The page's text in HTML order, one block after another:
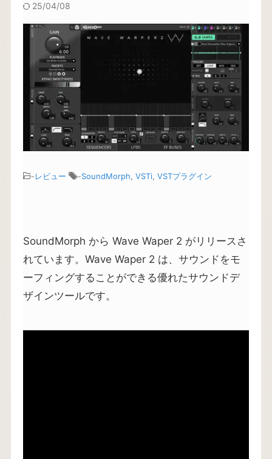
25/04/08
-レビュー -SoundMorph VSTi, VSTプラグイン
SoundMorph から Wave Waper 2 がリリースさ
れています。Wave Waper 2 は、サウンドをモ
ーフィングすることができる優れたサウンドデ
ザインツールです。